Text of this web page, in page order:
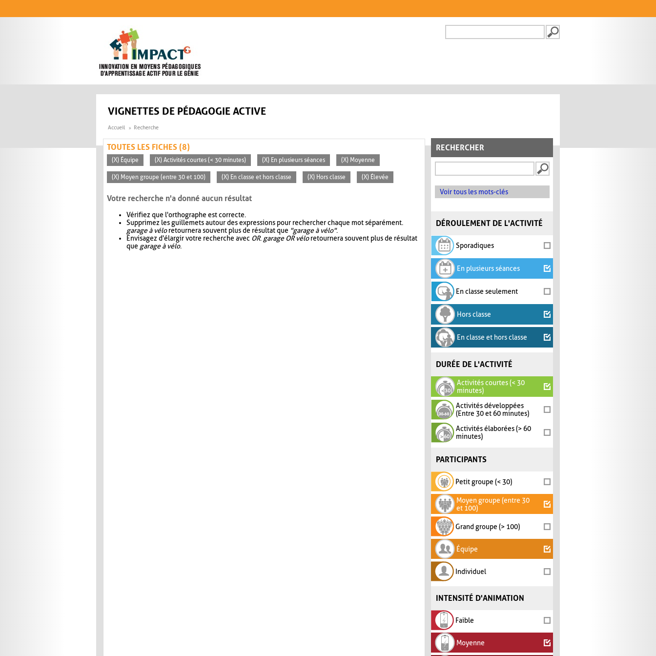
FORMULAIRE DE
VIGNETTES DE PÉDAGOGIE ACTIVE
Accueil Recherche
RECHERCHER
Voir tous les mots-clés
DÉROULEMENT DE L'ACTIVITÉ
Sporadiques
En plusieurs séances
En classe seulement
Hors classe
En classe et hors classe
DURÉE DE L'ACTIVITÉ
Activités courtes (< 30
minutes)
Activités développées
(Entre 30 et 60 minutes)
Activités élaborées (> 60
minutes)
PARTICIPANTS
Petit groupe (< 30)
Moyen groupe (entre 30
et 100)
Grand groupe (> 100)
Équipe
Individuel
INTENSITÉ D'ANIMATION
Faible
Moyenne
TOUTES LES FICHES (8)
(X) Équipe (X) Activités courtes (< 30 minutes) (X) En plusieurs séances (X) Moyenne
(X) Moyen groupe (entre 30 et 100) (X) En classe et hors classe (X) Hors classe (X) Élevée
Votre recherche n'a donné aucun résultat
Vérifiez que l'orthographe est correcte.
Supprimez les guillemets autour des expressions pour rechercher chaque mot séparément.
garage à véloretournera souvent plus de résultat que "garage à vélo".
Envisagez d'élargir votre recherche avec OR. garage OR véloretournera souvent plus de résultat
que garage à vélo.